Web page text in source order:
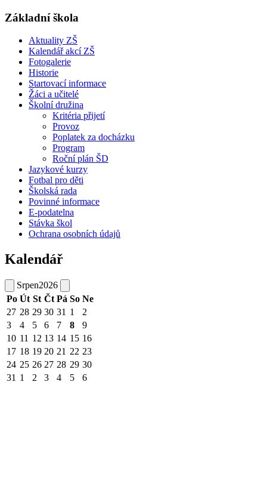
Základní škola
Aktuality ZŠ
Kalendář akcí ZŠ
Fotogalerie
Historie
Startovací informace
Žáci a učitelé
Školní družina
Kritéria přijetí
Provoz
Poplatek za docházku
Program
Roční plán ŠD
Jazykové kurzy
Fotbal pro děti
Školská rada
Povinné informace
E-podatelna
Stávka škol
Ochrana osobních údajů
Kalendář
Srpen2026
Po Út St Čt Pá So Ne
27 28 29 30 31 1
2
3
4 5 6 7 8
9
10 11 12 13 14 15 16
17 18 19 20 21 22 23
24 25 26 27 28 29 30
31 1 2 3 4 5 6